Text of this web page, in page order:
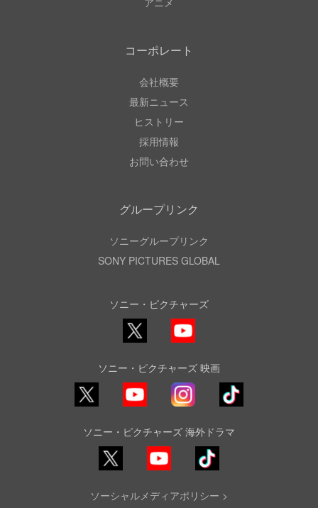
コーポレート
会社概要
最新ニュース
ヒストリー
採用情報
お問い合わせ
グループリンク
ソニーグループリンク
SONY PICTURES GLOBAL
ソニー・ピクチャーズ
X
YouTube
ソニー・ピクチャーズ 映画
YouTube Instagram
TikTok
ソニー・ピクチャーズ 海外ドラマ
YouTube
TikTok
ソーシャルメディアポリシー >